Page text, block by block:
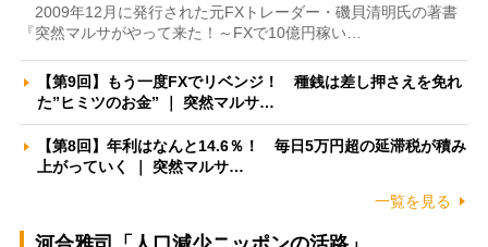
2009年12月に発行された元FXトレーダー・磯貝清明氏の著書
『突然マルサがやって来た！～FXで10億円稼い…
【第9回】もう一度FXでリベンジ！ 種銭は差し押さえを免れ
た”ヒミツのお金” ｜ 突然マルサ…
【第8回】年利はなんと14.6％！ 毎日5万円超の延滞税が積み
上がっていく ｜ 突然マルサ…
一覧を見る